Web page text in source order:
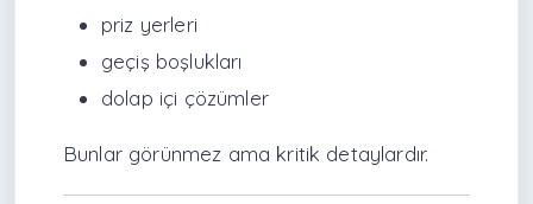
priz yerleri
geçiş boşlukları
dolap içi çözümler
Bunlar görünmez ama kritik detaylardır.